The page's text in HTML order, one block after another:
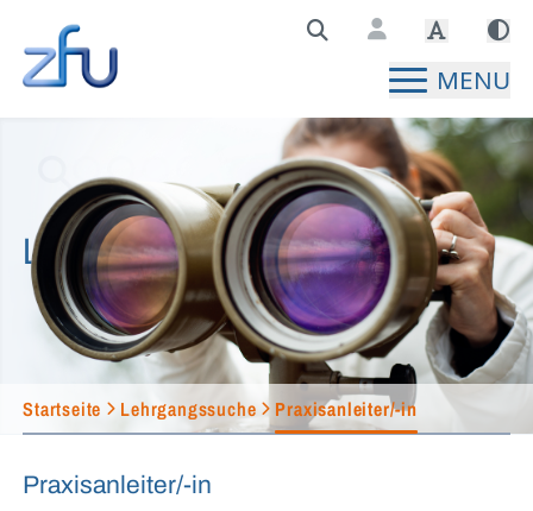
Zentralstelle für Fernunterricht Hauptseite
MENU
Lehrgangssuche
Startseite Lehrgangssuche Praxisanleiter/-in
Praxisanleiter/-in